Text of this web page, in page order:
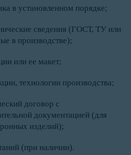
в установленном порядке;
сведения (ГОСТ, ТУ или
в производстве);
или ее макет;
технологии производства;
договор с
документацией (для
изделий);
(при наличии).